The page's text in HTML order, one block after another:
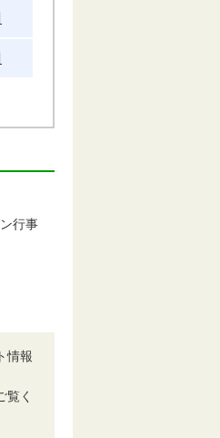
行事
情報
覧く